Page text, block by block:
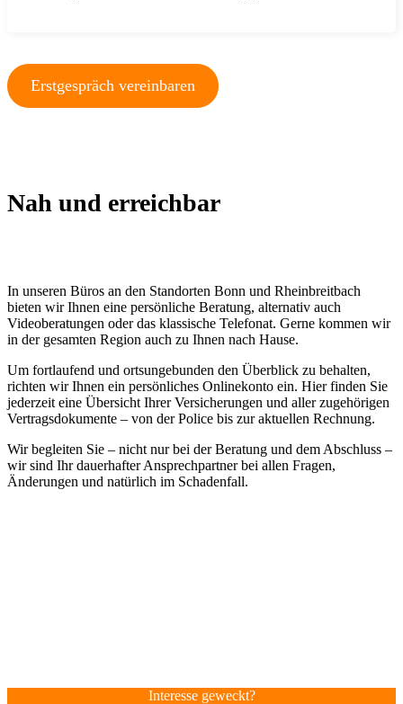
Erstgespräch vereinbaren
Nah und erreichbar
In unseren Büros an den Standorten Bonn und Rheinbreitbach
bieten wir Ihnen eine persönliche Beratung, alternativ auch
Videoberatungen oder das klassische Telefonat. Gerne kommen wir
in der gesamten Region auch zu Ihnen nach Hause.
Um fortlaufend und ortsungebunden den Überblick zu behalten,
richten wir Ihnen ein persönliches Onlinekonto ein. Hier finden Sie
jederzeit eine Übersicht Ihrer Versicherungen und aller zugehörigen
Vertragsdokumente – von der Police bis zur aktuellen Rechnung.
Wir begleiten Sie – nicht nur bei der Beratung und dem Abschluss –
wir sind Ihr dauerhafter Ansprechpartner bei allen Fragen,
Änderungen und natürlich im Schadenfall.
Interesse geweckt?